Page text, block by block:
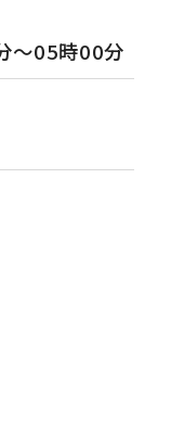
～05時00分